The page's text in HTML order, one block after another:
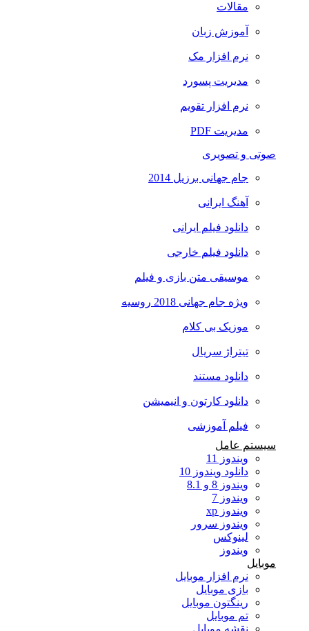
مقالات
آموزش زبان
نرم افزار مک
مدیریت پسورد
نرم افزار تقویم
مدیریت PDF
صوتی و تصویری
جام جهانی برزیل 2014
آهنگ ایرانی
دانلود فیلم ایرانی
دانلود فیلم خارجی
موسیقی متن بازی و فیلم
ویژه جام جهانی 2018 روسیه
موزیک بی کلام
تیتراژ سریال
دانلود مستند
دانلود کارتون و انیمیشن
فیلم آموزشی
سیستم عامل
ویندوز 11
دانلود ویندوز 10
ویندوز 8 و 8.1
ویندوز 7
ویندوز xp
ویندوز سرور
لینوکس
ویندوز
نرم افزار موبایل
بازی موبایل
رینگتون موبایل
تم موبایل
نقشه موبایل